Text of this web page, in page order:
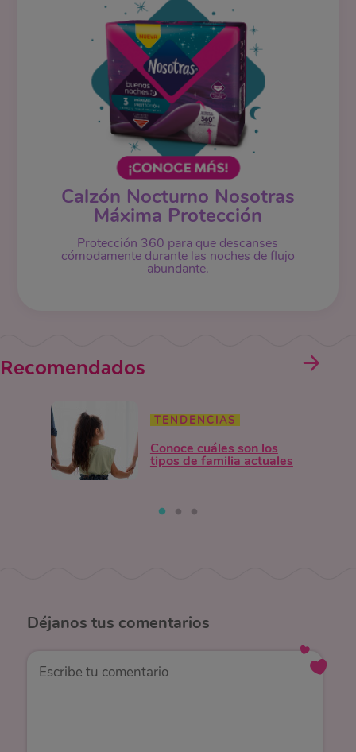
Calzón Nocturno Nosotras
Máxima Protección
Protección 360 para que descanses
cómodamente durante las noches de flujo
abundante.
Recomendados
TENDENCIAS
Conoce cuáles son los
tipos de familia actuales
Déjanos tus comentarios